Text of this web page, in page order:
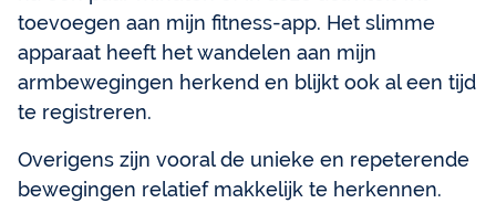
toevoegen aan mijn fitness-app. Het slimme
apparaat heeft het wandelen aan mijn
armbewegingen herkend en blijkt ook al een tijd
te registreren.
Overigens zijn vooral de unieke en repeterende
bewegingen relatief makkelijk te herkennen.